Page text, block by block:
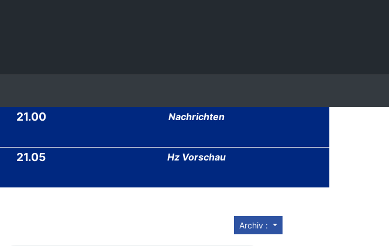
21.00 Nachrichten
21.05 Hz Vorschau
Archiv :